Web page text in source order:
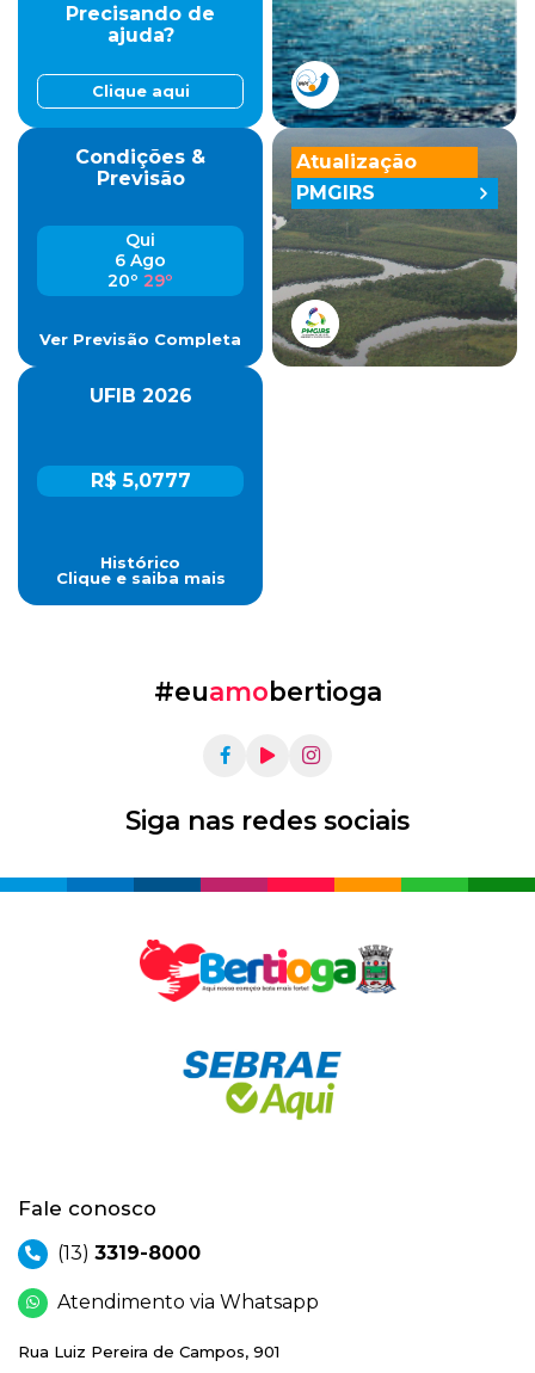
Precisando de
ajuda?
Clique aqui
Condições &
Previsão
Qui
6 Ago
20º 29º
Ver Previsão Completa
UFIB 2026
R$ 5,0777
Histórico
Clique e saiba mais
Atualização
PMGIRS
#euamobertioga
Siga nas redes sociais
Fale conosco
(13) 3319-8000
Atendimento via Whatsapp
Rua Luiz Pereira de Campos, 901